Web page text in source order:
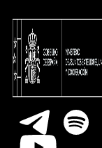
TelegramSpotify
Youtube